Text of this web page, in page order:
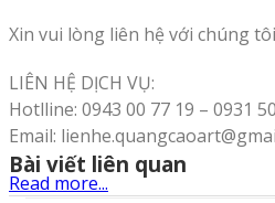
Xin vui lòng liên hệ với chúng
LIÊN HỆ DỊCH VỤ:
Hotlline: 0943 00 77 19 – 0931
Email:
Read more...
Bài viết liên quan